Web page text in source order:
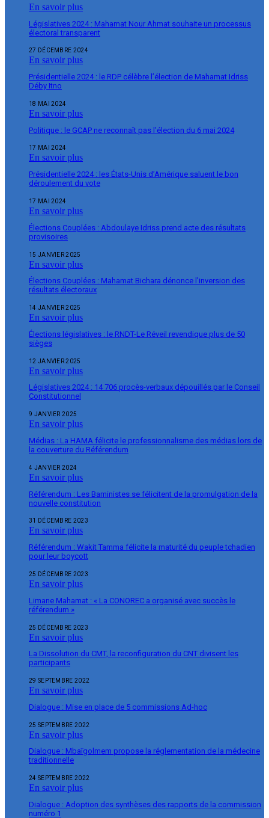
En savoir plus
Législatives 2024 : Mahamat Nour Ahmat souhaite un processus
électoral transparent
27 DÉCEMBRE 2024
En savoir plus
Présidentielle 2024 : le RDP célèbre l’élection de Mahamat Idriss
Déby Itno
18 MAI 2024
En savoir plus
Politique : le GCAP ne reconnaît pas l’élection du 6 mai 2024
17 MAI 2024
En savoir plus
Présidentielle 2024 : les États-Unis d’Amérique saluent le bon
déroulement du vote
17 MAI 2024
En savoir plus
Élections Couplées : Abdoulaye Idriss prend acte des résultats
provisoires
15 JANVIER 2025
En savoir plus
Élections Couplées : Mahamat Bichara dénonce l’inversion des
résultats électoraux
14 JANVIER 2025
En savoir plus
Élections législatives : le RNDT-Le Réveil revendique plus de 50
sièges
12 JANVIER 2025
En savoir plus
Législatives 2024 : 14 706 procès-verbaux dépouillés par le Conseil
Constitutionnel
9 JANVIER 2025
En savoir plus
Médias : La HAMA félicite le professionnalisme des médias lors de
la couverture du Référendum
4 JANVIER 2024
En savoir plus
Référendum : Les Baministes se félicitent de la promulgation de la
nouvelle constitution
31 DÉCEMBRE 2023
En savoir plus
Référendum : Wakit Tamma félicite la maturité du peuple tchadien
pour leur boycott
25 DÉCEMBRE 2023
En savoir plus
Limane Mahamat : « La CONOREC a organisé avec succès le
référendum »
25 DÉCEMBRE 2023
En savoir plus
La Dissolution du CMT, la reconfiguration du CNT divisent les
participants
29 SEPTEMBRE 2022
En savoir plus
Dialogue : Mise en place de 5 commissions Ad-hoc
25 SEPTEMBRE 2022
En savoir plus
Dialogue : Mbaïgolmem propose la réglementation de la médecine
traditionnelle
24 SEPTEMBRE 2022
En savoir plus
Dialogue : Adoption des synthèses des rapports de la commission
numéro 1